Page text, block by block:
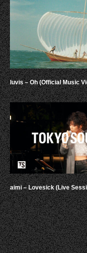
luvis – Oh (Official Music
aimi – Lovesick (Live